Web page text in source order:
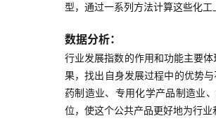
型，通过一系列方法计算这些化
数据分析：
行业发展指数的作用和功能主要
果，找出自身发展过程中的优势
药制造业、专用化学产品制造业
位，使这个公共产品更好地为行业